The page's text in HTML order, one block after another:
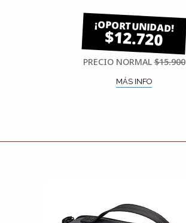
$12.720
PRECIO NORMAL$15.900
MÁS INFO